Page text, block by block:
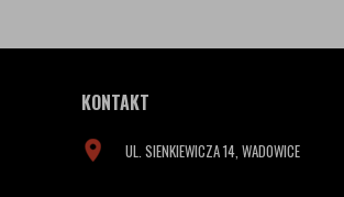
KONTAKT
UL. SIENKIEWICZA 14, WADOWICE